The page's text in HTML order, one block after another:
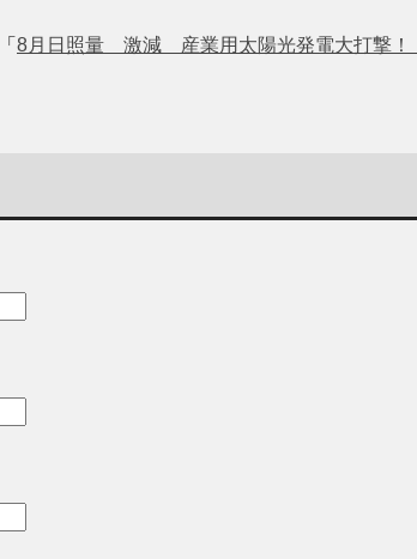
8月日照量 激減 産業用太陽光発電大打撃！